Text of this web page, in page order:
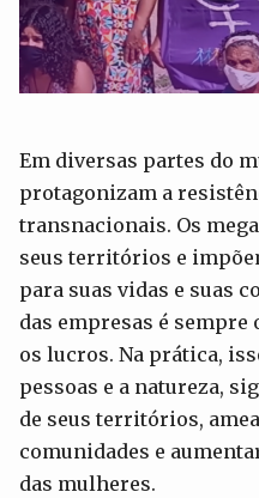
Em diversas partes do
protagonizam a
transnacionais. Os
seus territórios e
para suas vidas e suas
das empresas é
os lucros. Na prática,
pessoas e a natureza,
de seus territórios,
comunidades e
das mulheres.